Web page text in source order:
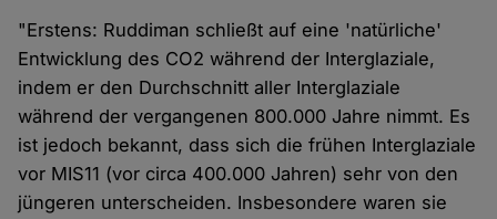
"Erstens: Ruddiman schließt auf eine 'natürliche'
Entwicklung des CO2 während der Interglaziale,
indem er den Durchschnitt aller Interglaziale
während der vergangenen 800.000 Jahre nimmt. Es
ist jedoch bekannt, dass sich die frühen Interglaziale
vor MIS11 (vor circa 400.000 Jahren) sehr von den
jüngeren unterscheiden. Insbesondere waren sie